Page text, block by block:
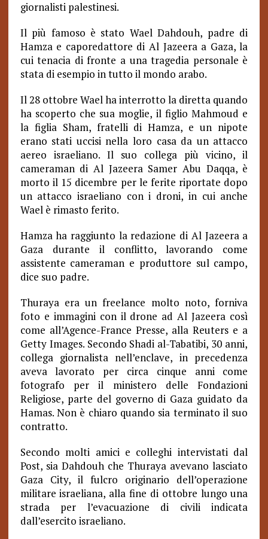
giornalisti palestinesi.
Il più famoso è stato Wael Dahdouh, padre di
Hamza e caporedattore di Al Jazeera a Gaza, la
cui tenacia di fronte a una tragedia personale è
stata di esempio in tutto il mondo arabo.
Il 28 ottobre Wael ha interrotto la diretta quando
ha scoperto che sua moglie, il figlio Mahmoud e
la figlia Sham, fratelli di Hamza, e un nipote
erano stati uccisi nella loro casa da un attacco
aereo israeliano. Il suo collega più vicino, il
cameraman di Al Jazeera Samer Abu Daqqa, è
morto il 15 dicembre per le ferite riportate dopo
un attacco israeliano con i droni, in cui anche
Wael è rimasto ferito.
Hamza ha raggiunto la redazione di Al Jazeera a
Gaza durante il conflitto, lavorando come
assistente cameraman e produttore sul campo,
dice suo padre.
Thuraya era un freelance molto noto, forniva
foto e immagini con il drone ad Al Jazeera così
come all’Agence-France Presse, alla Reuters e a
Getty Images. Secondo Shadi al-Tabatibi, 30 anni,
collega giornalista nell’enclave, in precedenza
aveva lavorato per circa cinque anni come
fotografo per il ministero delle Fondazioni
Religiose, parte del governo di Gaza guidato da
Hamas. Non è chiaro quando sia terminato il suo
contratto.
Secondo molti amici e colleghi intervistati dal
Post, sia Dahdouh che Thuraya avevano lasciato
Gaza City, il fulcro originario dell’operazione
militare israeliana, alla fine di ottobre lungo una
strada per l’evacuazione di civili indicata
dall’esercito israeliano.